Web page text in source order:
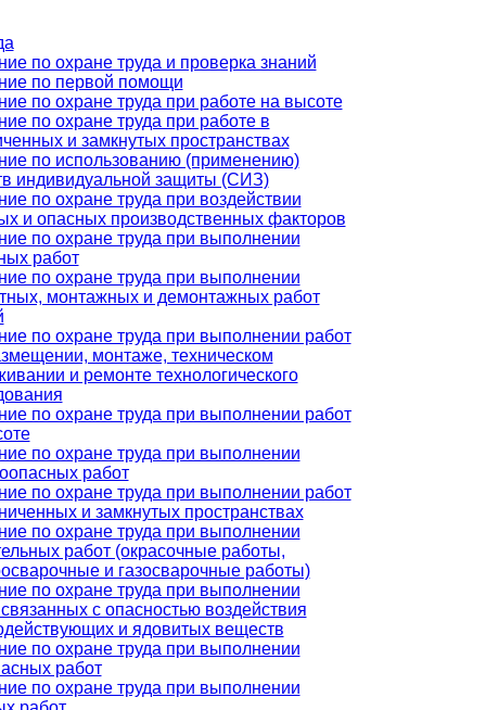
по охране труда и проверка знаний
по первой помощи
по охране труда при работе на высоте
по охране труда при работе в
и замкнутых пространствах
по использованию (применению)
индивидуальной защиты (СИЗ)
по охране труда при воздействии
и опасных производственных факторов
по охране труда при выполнении
работ
по охране труда при выполнении
монтажных и демонтажных работ
по охране труда при выполнении работ
монтаже, техническом
и ремонте технологического
по охране труда при выполнении работ
по охране труда при выполнении
работ
по охране труда при выполнении работ
и замкнутых пространствах
по охране труда при выполнении
работ (окрасочные работы,
и газосварочные работы)
по охране труда при выполнении
с опасностью воздействия
и ядовитых веществ
по охране труда при выполнении
работ
по охране труда при выполнении